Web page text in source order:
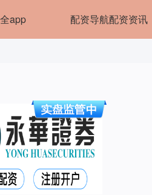
app 配资导航配资资讯